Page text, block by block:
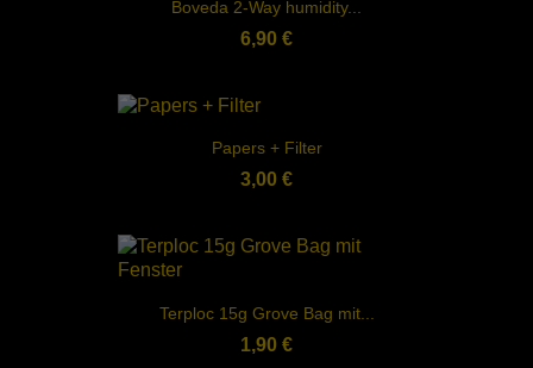
Boveda 2-Way humidity...
6,90 €
Papers + Filter
3,00 €
Terploc 15g Grove Bag mit...
1,90 €